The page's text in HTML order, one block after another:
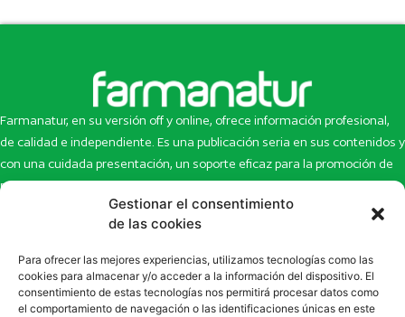
Gestionar el consentimiento
de las cookies
Para ofrecer las mejores experiencias, utilizamos tecnologías como las
cookies para almacenar y/o acceder a la información del dispositivo. El
consentimiento de estas tecnologías nos permitirá procesar datos como
el comportamiento de navegación o las identificaciones únicas en este
Farmanatur, en su versión off y online, ofrece información profesional,
de calidad e independiente. Es una publicación seria en sus contenidos y
con una cuidada presentación, un soporte eficaz para la promoción de
productos y novedades.
Inicio
Newsletter
Eco Multimedia
Contacto
Artículos
Escaparate
Enlaces de interés